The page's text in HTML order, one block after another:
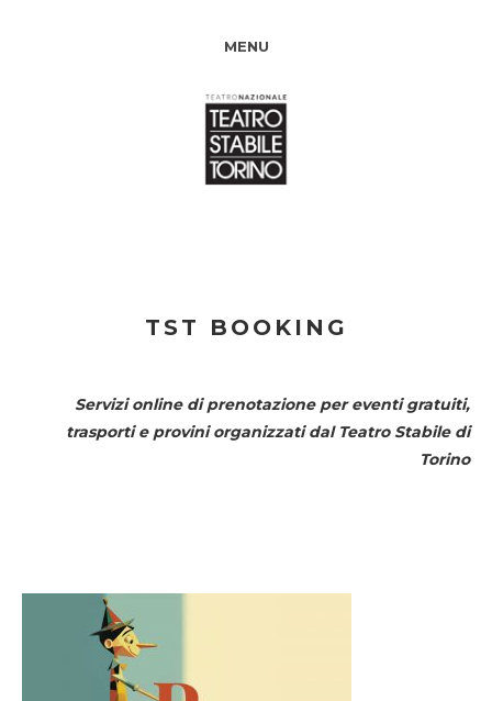
MENU
TST BOOKING
Servizi online di prenotazione per eventi gratuiti,
trasporti e provini organizzati dal Teatro Stabile di
Torino